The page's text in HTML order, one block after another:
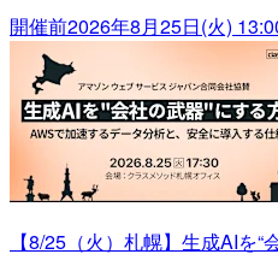
開催前2026年8月25日(火)
【8/25（火）札幌】生成AIを